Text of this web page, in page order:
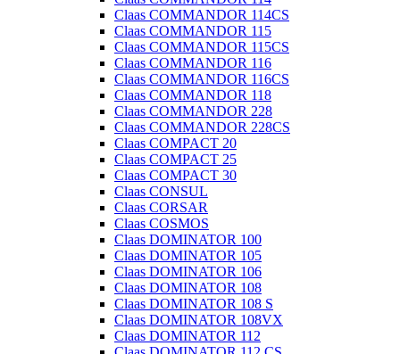
Claas COMMANDOR 114CS
Claas COMMANDOR 115
Claas COMMANDOR 115CS
Claas COMMANDOR 116
Claas COMMANDOR 116CS
Claas COMMANDOR 118
Claas COMMANDOR 228
Claas COMMANDOR 228CS
Claas COMPACT 20
Claas COMPACT 25
Claas COMPACT 30
Claas CONSUL
Claas CORSAR
Claas COSMOS
Claas DOMINATOR 100
Claas DOMINATOR 105
Claas DOMINATOR 106
Claas DOMINATOR 108
Claas DOMINATOR 108 S
Claas DOMINATOR 108VX
Claas DOMINATOR 112